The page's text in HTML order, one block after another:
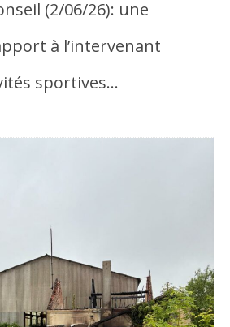
(2/06/26): une
à l’intervenant
sportives…